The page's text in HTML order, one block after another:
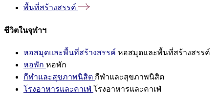
พื้นที่สร้างสรรค์
ชีวิตในจุฬาฯ
หอสมุดและพื้นที่สร้างสรรค์ หอสมุดและพื้นที่สร้างสรรค์
หอพัก หอพัก
กีฬาและสุขภาพนิสิต กีฬาและสุขภาพนิสิต
โรงอาหารและคาเฟ่ โรงอาหารและคาเฟ่